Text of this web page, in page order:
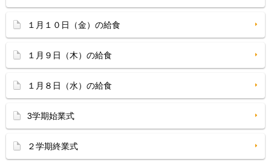
１月１０日（金）の給食
１月９日（木）の給食
１月８日（水）の給食
3学期始業式
２学期終業式